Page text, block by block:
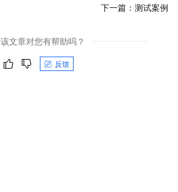
下一篇： 测试案例
该文章对您有帮助吗？
反馈